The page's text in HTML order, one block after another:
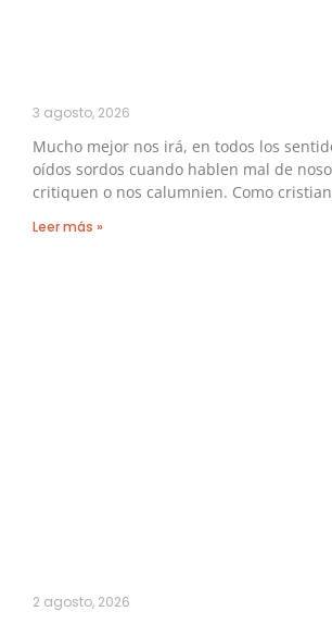
3 agosto, 2026
Mucho mejor nos irá, en todos los
oídos sordos cuando hablen mal de
critiquen o nos calumnien. Como
Leer más »
2 agosto, 2026